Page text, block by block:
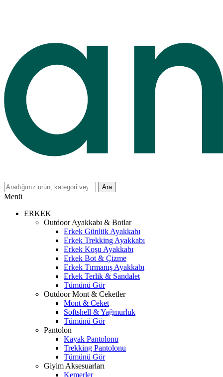
Ara
Menü
ERKEK
Outdoor Ayakkabı & Botlar
Erkek Günlük Ayakkabı
Erkek Trekking Ayakkabı
Erkek Koşu Ayakkabı
Erkek Bot & Çizme
Erkek Tırmanış Ayakkabı
Erkek Terlik & Sandalet
Tümünü Gör
Outdoor Mont & Ceketler
Mont & Ceket
Softshell & Yağmurluk
Tümünü Gör
Pantolon
Kayak Pantolonu
Trekking Pantolonu
Tümünü Gör
Giyim Aksesuarları
Kemerler